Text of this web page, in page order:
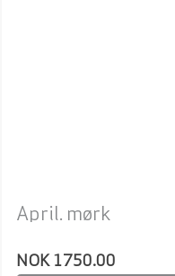
April. mørk
NOK 1750.00